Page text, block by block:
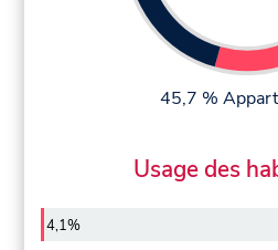
45,7 %
Usage des
4,1%